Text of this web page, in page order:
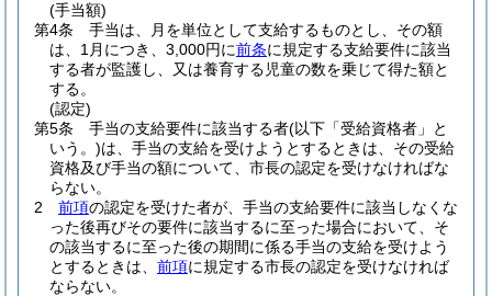
(手当額)
第4条
手当は、月を単位として支給するものとし、その額
は、1月につき、3,000円に前条に規定する支給要件に該当
する者が監護し、又は養育する児童の数を乗じて得た額と
する。
(認定)
第5条
手当の支給要件に該当する者(以下「受給資格者」と
いう。)は、手当の支給を受けようとするときは、その受給
資格及び手当の額について、市長の認定を受けなければな
らない。
2
前項の認定を受けた者が、手当の支給要件に該当しなくな
った後再びその要件に該当するに至った場合において、そ
の該当するに至った後の期間に係る手当の支給を受けよう
とするときは、 前項に規定する市長の認定を受けなければ
ならない。